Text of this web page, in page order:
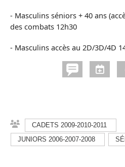
- Masculins séniors + 40 ans
des combats 12h30
- Masculins accès au 2D/3D/4D
CADETS 2009-2010-2011
JUNIORS 2006-2007-2008